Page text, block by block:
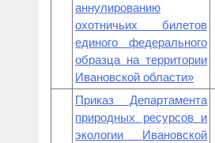
аннулированию
охотничьих билетов
единого федерального
образца на территории
Ивановской области»
Приказ Департамента
природных ресурсов и
экологии Ивановской